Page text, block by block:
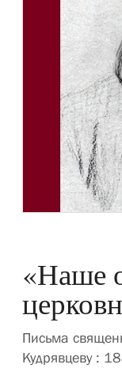
«Наше
Письма
Кудрявцеву :